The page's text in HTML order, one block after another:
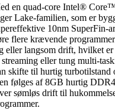
en quad-core Intel®
Lake-familien, som er
10nm SuperFin-
flere krævende
eller langsom drift, hvilket
eller tung multi-
skifte til hurtig turbotilstand
følges af 8GB hurtig
sømløs drift til